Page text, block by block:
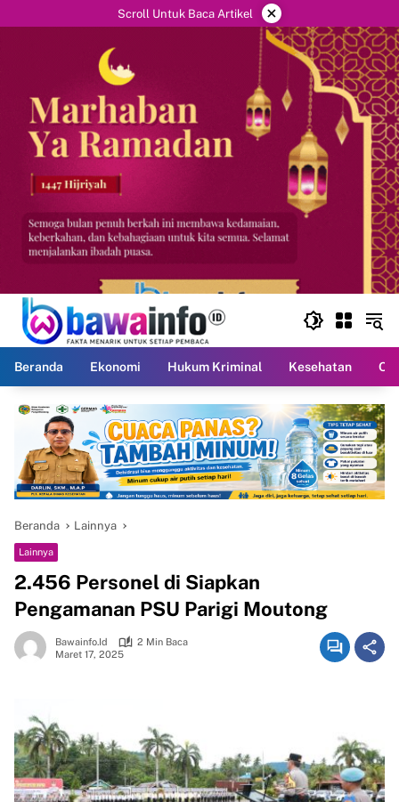
ke
Scroll Untuk Baca Artikel ×
Beranda Ekonomi Hukum Kriminal Kesehatan
Beranda Lainnya
Lainnya
2.456 Personel di Siapkan
Pengamanan PSU Parigi Moutong
Bawainfo.id
2 Min Baca
Maret 17, 2025